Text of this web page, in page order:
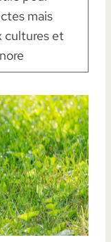
mais
cultures et